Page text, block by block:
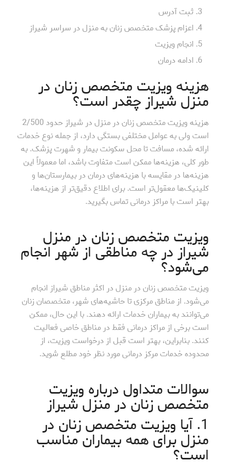
ثبت آدرس
اعزام پزشک متخصص زنان به منزل در سراسر شیراز
انجام ویزیت
ادامه درمان
هزینه ویزیت متخصص زنان در
منزل شیراز چقدر است؟
هزینه ویزیت متخصص زنان در منزل در شیراز حدود 2/500
است ولی به عوامل مختلفی بستگی دارد، از جمله نوع خدمات
ارائه شده، مسافت تا محل سکونت بیمار و شهرت پزشک. به
طور کلی، هزینه‌ها ممکن است متفاوت باشد، اما معمولاً این
هزینه‌ها در مقایسه با هزینه‌های درمان در بیمارستان‌ها و
کلینیک‌ها معقول‌تر است. برای اطلاع دقیق‌تر از هزینه‌ها،
بهتر است با مراکز درمانی تماس بگیرید.
ویزیت متخصص زنان در منزل
شیراز در چه مناطقی از شهر انجام
می‌شود؟
ویزیت متخصص زنان در منزل در اکثر مناطق شیراز انجام
می‌شود. از مناطق مرکزی تا حاشیه‌های شهر، متخصصان زنان
می‌توانند به بیماران خدمات ارائه دهند. با این حال، ممکن
است برخی از مراکز درمانی فقط در مناطق خاصی فعالیت
کنند. بنابراین، بهتر است قبل از درخواست ویزیت، از
محدوده خدمات مرکز درمانی مورد نظر خود مطلع شوید.
سوالات متداول درباره ویزیت
متخصص زنان در منزل شیراز
1. آیا ویزیت متخصص زنان در
منزل برای همه بیماران مناسب
است؟